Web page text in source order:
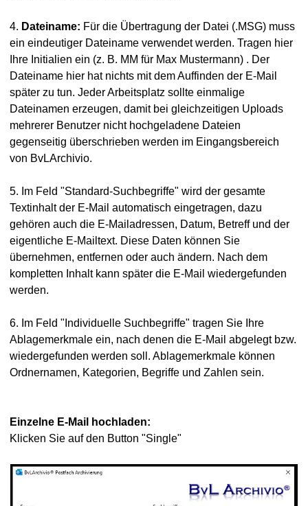
4. Dateiname: Für die Übertragung der Datei (.MSG) muss
ein eindeutiger Dateiname verwendet werden. Tragen hier
Ihre Initialien ein (z. B. MM für Max Mustermann) . Der
Dateiname hier hat nichts mit dem Auffinden der E-Mail
später zu tun. Jeder Arbeitsplatz sollte einmalige
Dateinamen erzeugen, damit bei gleichzeitigen Uploads
mehrerer Benutzer nicht hochgeladene Dateien
gegenseitig überschrieben werden im Eingangsbereich
von BvLArchivio.
5. Im Feld "Standard-Suchbegriffe" wird der gesamte
Textinhalt der E-Mail automatisch eingetragen, dazu
gehören auch die E-Mailadressen, Datum, Betreff und der
eigentliche E-Mailtext. Diese Daten können Sie
übernehmen, entfernen oder auch ändern. Nach dem
kompletten Inhalt kann später die E-Mail wiedergefunden
werden.
6. Im Feld "Individuelle Suchbegriffe" tragen Sie Ihre
Ablagemerkmale ein, nach denen die E-Mail abgelegt bzw.
wiedergefunden werden soll. Ablagemerkmale können
Ordnernamen, Kategorien, Begriffe und Zahlen sein.
Einzelne E-Mail hochladen:
Klicken Sie auf den Button "Single"